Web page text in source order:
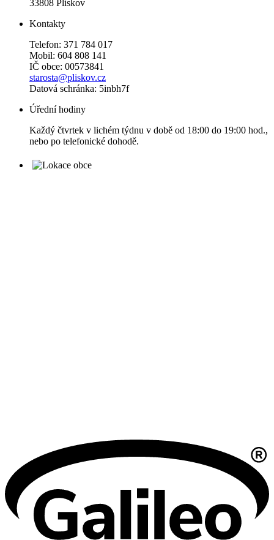
33808 Plískov
Kontakty
Telefon: 371 784 017
Mobil: 604 808 141
IČ obce: 00573841
starosta@pliskov.cz
Datová schránka: 5inbh7f
Úřední hodiny
Každý čtvrtek v lichém týdnu v době od 18:00 do 19:00 hod.,
nebo po telefonické dohodě.